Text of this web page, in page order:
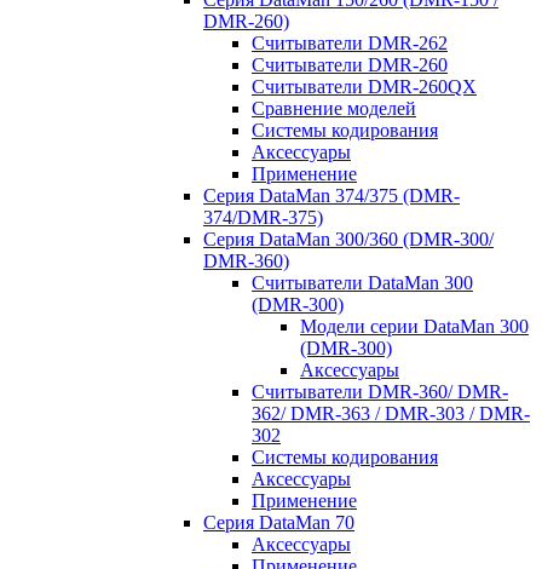
DMR-260)
Считыватели DMR-262
Считыватели DMR-260
Считыватели DMR-260QX
Сравнение моделей
Системы кодирования
Аксессуары
Применение
Серия DataMan 374/375 (DMR-
374/DMR-375)
Серия DataMan 300/360 (DMR-300/
DMR-360)
Считыватели DataMan 300
(DMR-300)
Модели серии DataMan 300
(DMR-300)
Аксессуары
Считыватели DMR-360/ DMR-
362/ DMR-363 / DMR-303 / DMR-
302
Системы кодирования
Аксессуары
Применение
Серия DataMan 70
Аксессуары